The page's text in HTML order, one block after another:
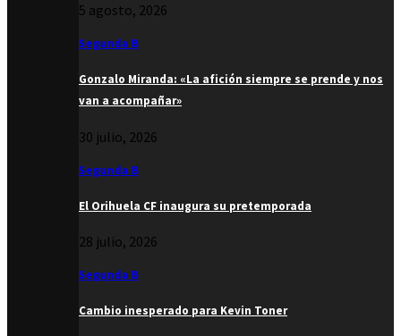
5 agosto, 2026
Segunda B
Gonzalo Miranda: «La afición siempre se prende y nos
van a acompañar»
30 julio, 2026
Segunda B
El Orihuela CF inaugura su pretemporada
28 julio, 2026
Segunda B
Cambio inesperado para Kevin Toner